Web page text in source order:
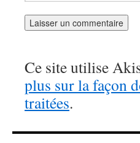
Ce site utilise
plus sur la façon
traitées.